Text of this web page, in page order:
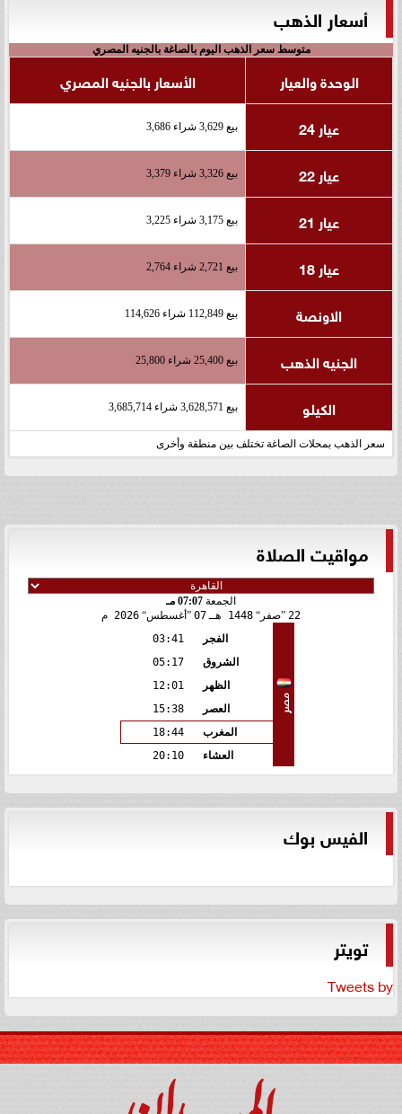
أسعار الذهب
متوسط سعر الذهب اليوم بالصاغة بالجنيه المصري
الوحدة والعيار
الأسعار بالجنيه المصري
عيار 24
بيع 3,629 شراء 3,686
عيار 22 بيع 3,326 شراء 3,379
عيار 21 بيع 3,175 شراء 3,225
عيار 18 بيع 2,721 شراء 2,764
الاونصة بيع 112,849 شراء 114,626
الجنيه الذهب بيع 25,400 شراء 25,800
الكيلو بيع 3,628,571 شراء 3,685,714
سعر الذهب بمحلات الصاغة تختلف بين منطقة وأخرى
مواقيت الصلاة
الجمعة 07:07 مـ
22
صفر 1448 هـ 07 أغسطس 2026 م
مصر
الفجر
03:41
الشروق
05:17
الظهر
12:01
العصر
15:38
المغرب
18:44
العشاء
20:10
الفيس بوك
تويتر
Tweets by